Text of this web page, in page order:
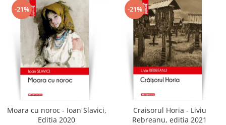
-21%
Moara cu noroc - Ioan Slavici,
Editia 2020
-21%
Craisorul Horia - Liviu
Rebreanu, editia 2021